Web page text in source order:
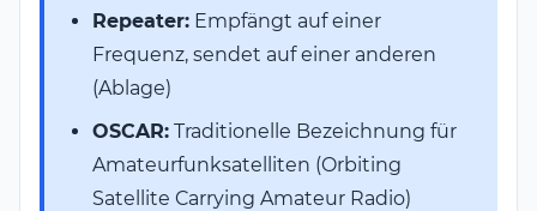
Repeater: Empfängt auf einer
Frequenz, sendet auf einer anderen
(Ablage)
OSCAR: Traditionelle Bezeichnung für
Amateurfunksatelliten (Orbiting
Satellite Carrying Amateur Radio)